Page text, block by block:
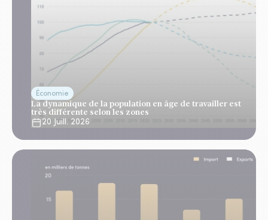
Économie
La dynamique de la population en âge de travailler est
très différente selon les zones
20 Juill. 2026